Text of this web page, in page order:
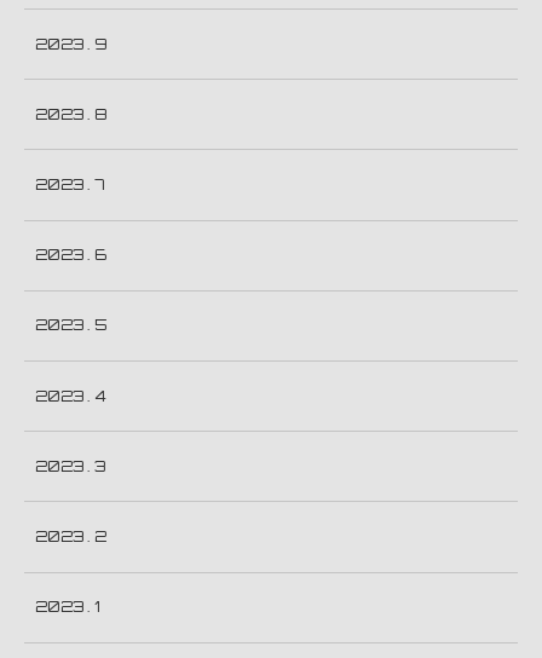
2023 . 9
2023 . 8
2023 . 7
2023 . 6
2023 . 5
2023 . 4
2023 . 3
2023 . 2
2023 . 1